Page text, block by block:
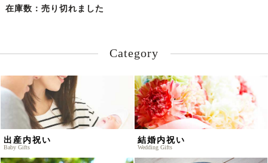
在庫数：売り切れました
Category
出産内祝い
Baby Gifts
結婚内祝い
Wedding Gifts